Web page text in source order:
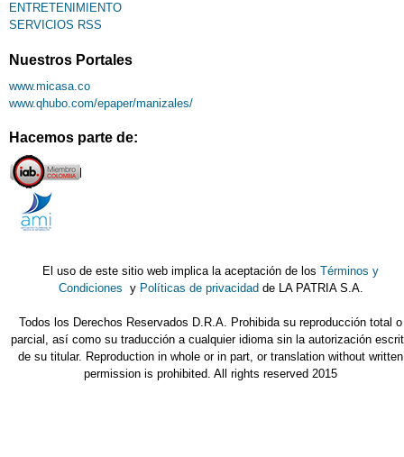
ENTRETENIMIENTO
SERVICIOS RSS
Nuestros Portales
www.micasa.co
www.qhubo.com/epaper/manizales/
Hacemos parte de:
El uso de este sitio web implica la aceptación de losTérminos y
Condiciones y Políticas de privacidad de LA PATRIA S.A.
Todos los Derechos Reservados D.R.A. Prohibida su reproducción total o
parcial, así como su traducción a cualquier idioma sin la autorización
de su titular. Reproduction in whole or in part, or translation without written
permission is prohibited. All rights reserved 2015